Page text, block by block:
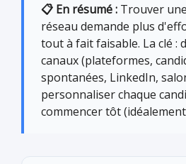
📋 En résumé : Trouver
réseau demande plus
tout à fait faisable. La clé :
canaux (plateformes,
spontanées, LinkedIn,
personnaliser chaque
commencer tôt